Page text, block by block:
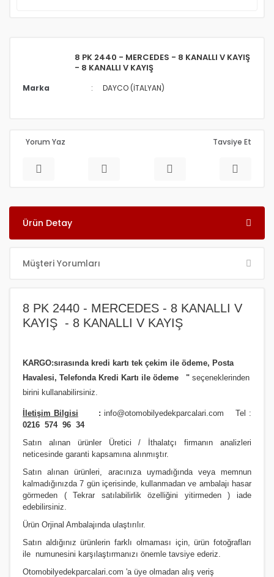
8 PK 2440 - MERCEDES - 8 KANALLI V KAYIŞ
- 8 KANALLI V KAYIŞ
Marka DAYCO (İTALYAN)
Yorum Yaz Tavsiye Et
Ürün Detay
Müşteri Yorumları
8 PK 2440 - MERCEDES - 8 KANALLI V
KAYIŞ - 8 KANALLI V KAYIŞ
KARGO:sırasında kredi kartı tek çekim ile ödeme, Posta
Havalesi, Telefonda Kredi Kartı ile ödeme
" seçeneklerinden
birini kullanabilirsiniz.
İletişim Bilgisi : info@otomobilyedekparcalari.com Tel :
0216 574 96 34
Satın alınan ürünler Üretici / İthalatçı firmanın analizleri
neticesinde garanti kapsamına alınmıştır.
Satın alınan ürünleri, aracınıza uymadığında veya memnun
kalmadığınızda 7 gün içerisinde, kullanmadan ve ambalajı hasar
görmeden ( Tekrar satılabilirlik özelliğini yitirmeden ) iade
edebilirsiniz.
Ürün Orjinal Ambalajında ulaştırılır.
Satın aldığınız ürünlerin farklı olmaması için, ürün fotoğrafları
ile numunesini karşılaştırmanızı önemle tavsiye ederiz.
Otomobilyedekparcalari.com 'a üye olmadan alış veriş